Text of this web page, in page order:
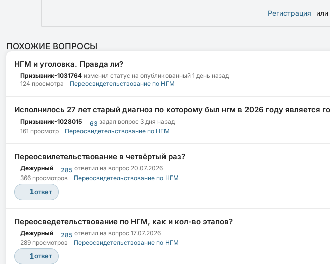
Регистрация или
ПОХОЖИЕ ВОПРОСЫ
НГМ и уголовка. Правда ли?
Призывник-1031764 изменил статус на опубликованный 1 день назад
124 просмотра
Переосвидетельствование по НГМ
Исполнилось 27 лет старый диагноз по которому был нгм в 2026 году является
Призывник-1028015 63 задал вопрос 3 дня назад
161 просмотр
Переосвидетельствование по НГМ
Переосвилетельствование в четвёртый раз?
Дежурный 285 ответил на вопрос 20.07.2026
366 просмотров
Переосвидетельствование по НГМ
1ответ
Переосведетельствование по НГМ, как и кол-во этапов?
Дежурный 285 ответил на вопрос 17.07.2026
289 просмотров
Переосвидетельствование по НГМ
1ответ